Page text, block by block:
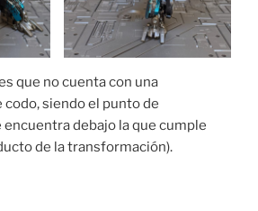
que no cuenta con una
siendo el punto de
debajo la que cumple
de la transformación).